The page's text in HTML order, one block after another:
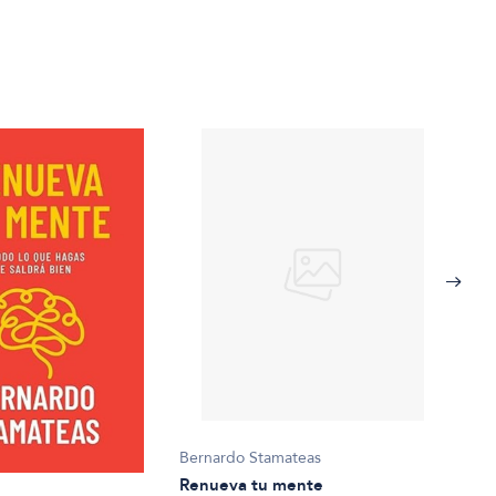
Bernardo Stamateas
Renueva tu mente